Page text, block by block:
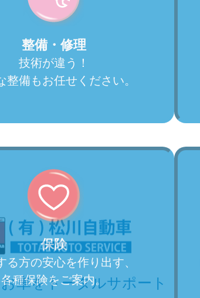
整備・修理
技術が違う！
整備もお任せください。
保険
る方の安心を作り出す、
各種保険をご案内。